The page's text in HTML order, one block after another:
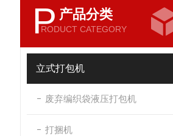
P 产品分类
RODUCT CATEGORY
立式打包机
废弃编织袋液压打包机
打捆机